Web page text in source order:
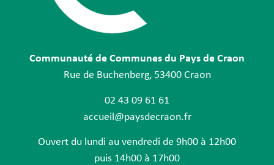
Communauté de Communes du Pays de Craon
Rue de Buchenberg, 53400 Craon
02 43 09 61 61
accueil@paysdecraon.fr
Ouvert du lundi au vendredi de 9h00 à 12h00
puis 14h00 à 17h00